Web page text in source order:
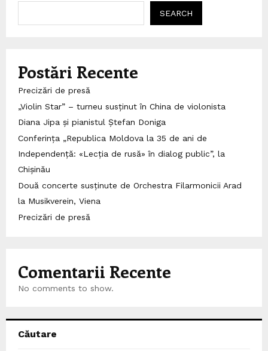
SEARCH
Postări Recente
Precizări de presă
„Violin Star” – turneu susținut în China de violonista
Diana Jipa și pianistul Ștefan Doniga
Conferința „Republica Moldova la 35 de ani de
Independență: «Lecția de rusă» în dialog public”, la
Chișinău
Două concerte susținute de Orchestra Filarmonicii Arad
la Musikverein, Viena
Precizări de presă
Comentarii Recente
No comments to show.
Căutare